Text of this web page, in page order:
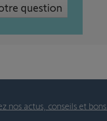
question
nos actus, conseils et